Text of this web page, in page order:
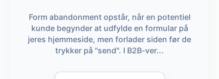
Form abandonment opstår, når en potentiel
kunde begynder at udfylde en formular på
jeres hjemmeside, men forlader siden før de
trykker på "send". I B2B-ver...